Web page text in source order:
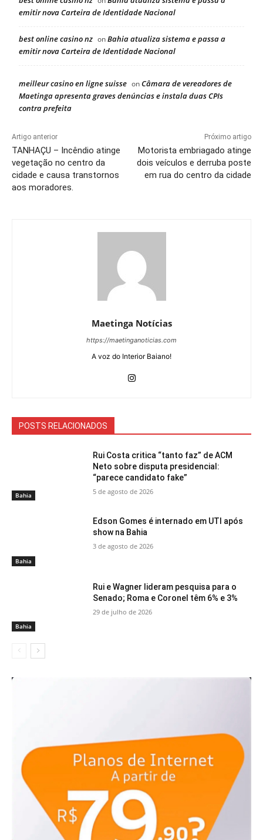
emitir nova Carteira de Identidade Nacional
best online casino nz onBahia atualiza sistema e passa a
emitir nova Carteira de Identidade Nacional
meilleur casino en ligne suisse onCâmara de vereadores de
Maetinga apresenta graves denúncias e instala duas CPIs
contra prefeita
Artigo anterior
TANHAÇU – Incêndio atinge
vegetação no centro da
cidade e causa transtornos
aos moradores.
Próximo artigo
Motorista embriagado atinge
dois veículos e derruba poste
em rua do centro da cidade
Maetinga Notícias
https://maetinganoticias.com
A voz do Interior Baiano!
POSTS RELACIONADOS
Bahia
Rui Costa critica “tanto faz” de ACM
Neto sobre disputa presidencial:
“parece candidato fake”
5 de agosto de 2026
Bahia
Edson Gomes é internado em UTI após
show na Bahia
3 de agosto de 2026
Bahia
Rui e Wagner lideram pesquisa para o
Senado; Roma e Coronel têm 6% e 3%
29 de julho de 2026